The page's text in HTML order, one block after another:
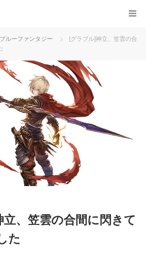
ルーファンタジー
[グラブル]神立、笠雲の合
、笠雲の合間に閃きて
た